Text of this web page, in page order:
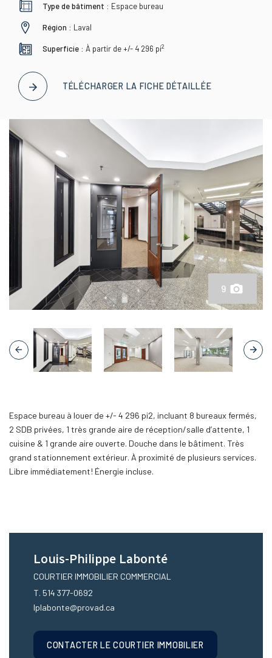
Type de bâtiment : Espace bureau
Région : Laval
Superficie : À partir de +/- 4 296 pi2
TÉLÉCHARGER LA FICHE DÉTAILLÉE
9
Espace bureau à louer de +/- 4 296 pi2, incluant 8 bureaux fermés,
2 SDB privées, 1 très grande aire de réception/salle d’attente, 1
cuisine & 1 grande aire ouverte. Douche dans le bâtiment. Très
grand stationnement extérieur. À proximité de plusieurs services.
Libre immédiatement! Énergie incluse.
Louis-Philippe Labonté
COURTIER IMMOBILIER COMMERCIAL
T. 514 377-0692
lplabonte@provad.ca
CONTACTER LE COURTIER IMMOBILIER